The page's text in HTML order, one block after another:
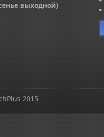
выходной)
2015